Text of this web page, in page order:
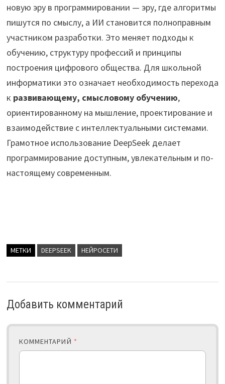
новую эру в программировании — эру, где алгоритмы
пишутся по смыслу, а ИИ становится полноправным
участником разработки. Это меняет подходы к
обучению, структуру профессий и принципы
построения цифрового общества. Для школьной
информатики это означает необходимость перехода
к развивающему, смысловому обучению,
ориентированному на мышление, проектирование и
взаимодействие с интеллектуальными системами.
Грамотное использование DeepSeek делает
программирование доступным, увлекательным и по-
настоящему современным.
МЕТКИ DEEPSEEK НЕЙРОСЕТИ
Добавить комментарий
КОММЕНТАРИЙ *